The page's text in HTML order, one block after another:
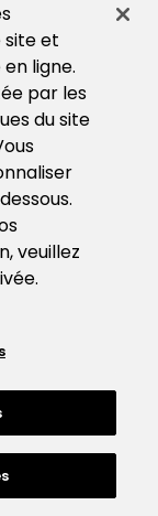
site et
ligne.
par les
du site
veuillez